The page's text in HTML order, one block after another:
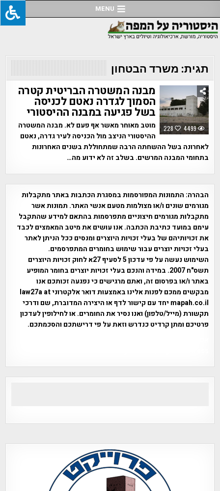
to
content
MENU
תגית: משרד הבטחון
228 4499
מבנה המשטרה הבריטית קטרה
הסמוך לגדרה נאטם לכניסה
בשל פגיעה במבנה ההיסטורי
מוטב מאוחר מאשר אף פעם לא. מבנה המשטרה
ההיסטורי הניצב מול הכניסה לעיר גדרה, נאטם
לאחרונה בשל ההשחתה הרבה שמתחוללת בשנים האחרונות
בתחומי המבנה המרשים. בשלב זה לא ידוע מה…
הבהרה: התמונות המפורסמות במסגרת הכתבות באתר מתקבלות
מגורמים שונים ו/או מצולמות מטעם אנשי האתר. תמונות אשר
מתקבלות מגורמים חיצוניים מתפרסמות בהתאם למידע שהתקבל
עימם במועד כתיבת הכתבה. אנו עושים את מיטב המאמצים לכבד
את זכויותיהם של בעלי זכויות היוצרים ומנסים ככל הניתן לאתר
בעלי זכויות יוצרים עבור שימוש בחומרים המתפרסמים.
השימוש נעשה על פי עדכון 5 לסעיף 27א לחוק זכויות היוצרים
תשס"ח 2007. במידה והנכם בעלי זכויות יוצרים בחומר המופיע
באתר ו/או בפרסום זה, ואתם מרגישים כי נפגעה זכותכם אנו
מבקשים ממכם לפנות אלינו באמצעות דואר אלקטרוני law27a at
mapah.co.il יחד עם קישור לדף או היצירה המדוברת, שם ודרכי
תקשורת (מייל/טלפון) ואנו נסיר את החומרים. או לחילופין לעדכון
פרטיכם ומתן קרדיט כנדרש וזאת על פי דרישתכם והסכמתכם.